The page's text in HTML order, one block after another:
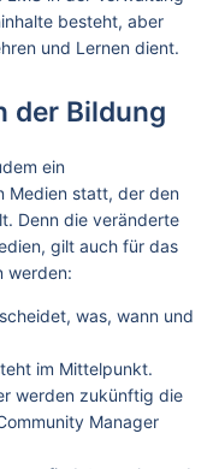
besteht, aber
und Lernen dient.
der Bildung
ein
Medien statt, der den
Denn die veränderte
gilt auch für das
werden:
was, wann und
im Mittelpunkt.
werden zukünftig die
Manager